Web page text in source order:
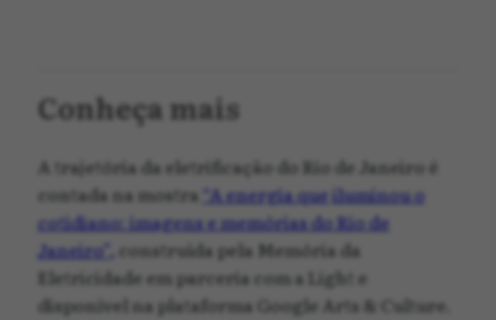
Conheça mais
A trajetória da eletrificação do Rio de Janeiro é
contada na mostra A energia queiluminou o
cotidiano: imagens e memórias do Rio de
Janeiro”
construída pela Memória da
Eletricidade em parceria com a Light e
disponível na plataforma Google Arts & Culture.